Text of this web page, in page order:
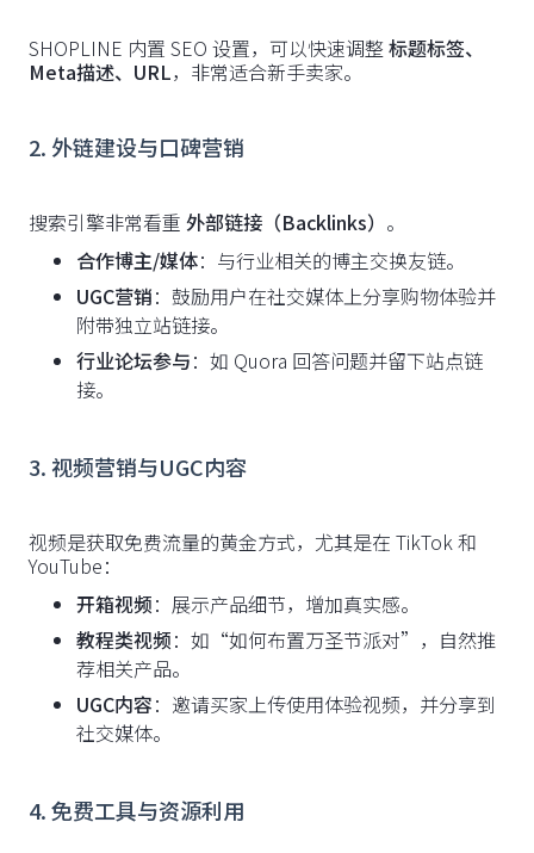
SHOPLINE 内置 SEO 设置，可以快速调整标题标签、
Meta描述、URL，非常适合新手卖家。
2. 外链建设与口碑营销
搜索引擎非常看重 外部链接（Backlinks） 。
合作博主/媒体：与行业相关的博主交换友链。
UGC营销：鼓励用户在社交媒体上分享购物体验并
附带独立站链接。
行业论坛参与：如 Quora 回答问题并留下站点链
接。
3. 视频营销与UGC内容
视频是获取免费流量的黄金方式，尤其是在 TikTok 和
YouTube：
开箱视频：展示产品细节，增加真实感。
教程类视频：如“如何布置万圣节派对”，自然推
荐相关产品。
UGC内容：邀请买家上传使用体验视频，并分享到
社交媒体。
4. 免费工具与资源利用